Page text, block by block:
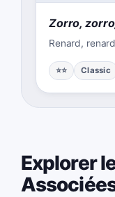
Zorro,
Renard,
⭐⭐ Classic
Explorer